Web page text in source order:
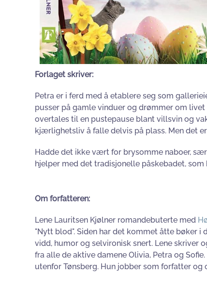
Forlaget skriver:
Petra er i ferd med å etablere seg som
pusser på gamle vinduer og drømmer om
overtales til en pustepause blant villsvin og
kjærlighetsliv å falle delvis på plass. Men det
Hadde det ikke vært for brysomme naboer,
hjelper med det tradisjonelle påskebadet,
Om forfatteren:
Lene Lauritsen Kjølner romandebuterte med
"Nytt blod". Siden har det kommet åtte bøker i
vidd, humor og selvironisk snert. Lene skriver
fra alle de aktive damene Olivia, Petra og
utenfor Tønsberg. Hun jobber som forfatter